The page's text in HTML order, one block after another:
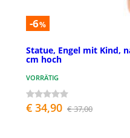
-6%
Statue, Engel mit Kind,
cm hoch
VORRÄTIG
€ 34,90 € 37,00